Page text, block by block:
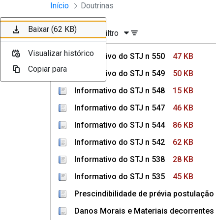
Pular para o Conteúdo principal
Instrumentos Jurídicos
Início Doutrinas
Ordenar Filtro
Informativo do STJ n 550
47 KB
Informativo do STJ n 549
50 KB
Informativo do STJ n 548
15 KB
Informativo do STJ n 547
46 KB
Informativo do STJ n 544
86 KB
Informativo do STJ n 542
62 KB
Informativo do STJ n 538
28 KB
Informativo do STJ n 535
45 KB
Prescindibilidade de prévia
Danos Morais e Materiais
Baixar (47 KB)
Visualizar histórico
Copiar para
Baixar (50 KB)
Visualizar histórico
Copiar para
Baixar (15 KB)
Visualizar histórico
Copiar para
Baixar (46 KB)
Visualizar histórico
Copiar para
Baixar (86 KB)
Visualizar histórico
Copiar para
Baixar (62 KB)
Visualizar histórico
Copiar para